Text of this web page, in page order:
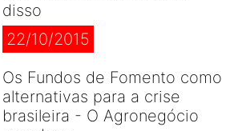
disso
22/10/2015
Os Fundos de Fomento como
alternativas para a crise
brasileira - O Agronegócio